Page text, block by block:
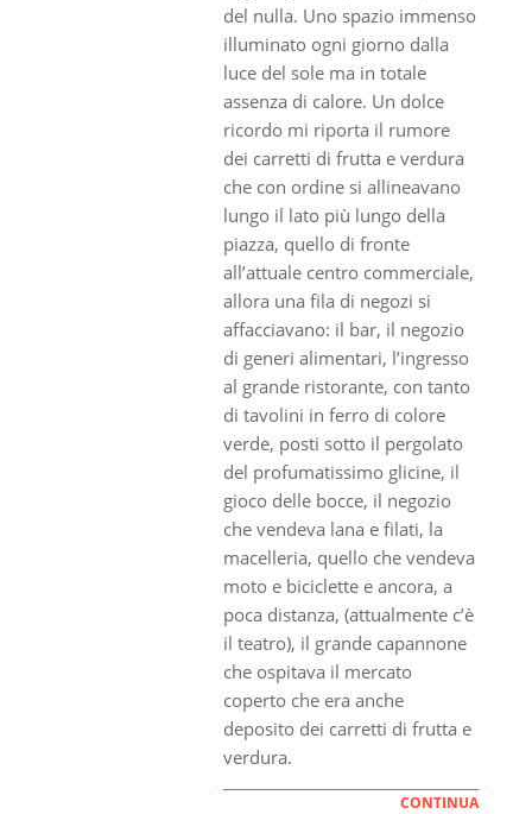
del nulla. Uno spazio immenso
illuminato ogni giorno dalla
luce del sole ma in totale
assenza di calore. Un dolce
ricordo mi riporta il rumore
dei carretti di frutta e verdura
che con ordine si allineavano
lungo il lato più lungo della
piazza, quello di fronte
all’attuale centro commerciale,
allora una fila di negozi si
affacciavano: il bar, il negozio
di generi alimentari, l’ingresso
al grande ristorante, con tanto
di tavolini in ferro di colore
verde, posti sotto il pergolato
del profumatissimo glicine, il
gioco delle bocce, il negozio
che vendeva lana e filati, la
macelleria, quello che vendeva
moto e biciclette e ancora, a
poca distanza, (attualmente c’è
il teatro), il grande capannone
che ospitava il mercato
coperto che era anche
deposito dei carretti di frutta e
verdura.
CONTINUA